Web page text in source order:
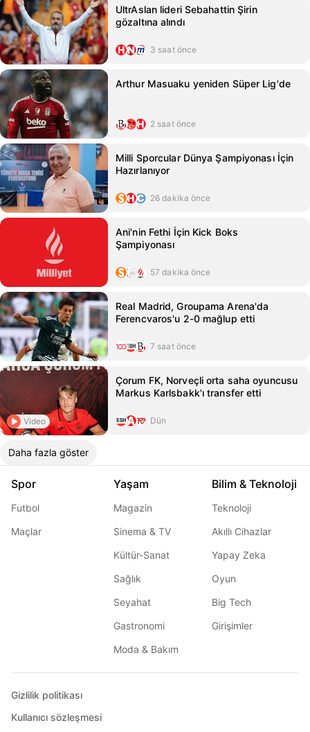
UltrAslan lideri Sebahattin Şirin
gözaltına alındı
3 saat önce
Arthur Masuaku yeniden Süper Lig'de
2 saat önce
Milli Sporcular Dünya Şampiyonası İçin
Hazırlanıyor
26 dakika önce
Ani'nin Fethi İçin Kick Boks
Şampiyonası
57 dakika önce
Real Madrid, Groupama Arena'da
Ferencvaros'u 2-0 mağlup etti
7 saat önce
Video
Çorum FK, Norveçli orta saha oyuncusu
Markus Karlsbakk'ı transfer etti
Dün
Daha fazla göster
Spor
Futbol
Maçlar
Yaşam
Magazin
Sinema & TV
Kültür-Sanat
Sağlık
Seyahat
Gastronomi
Moda & Bakım
Bilim & Teknoloji
Teknoloji
Akıllı Cihazlar
Yapay Zeka
Oyun
Big Tech
Girişimler
Gizlilik politikası
Kullanıcı sözleşmesi